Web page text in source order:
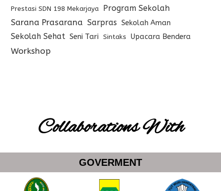
Prestasi SDN 198 Mekarjaya
Program Sekolah
Sarana Prasarana Sarpras Sekolah Aman
Sekolah Sehat Seni Tari Sintaks Upacara Bendera
Workshop
Collaborations With
GOVERMENT